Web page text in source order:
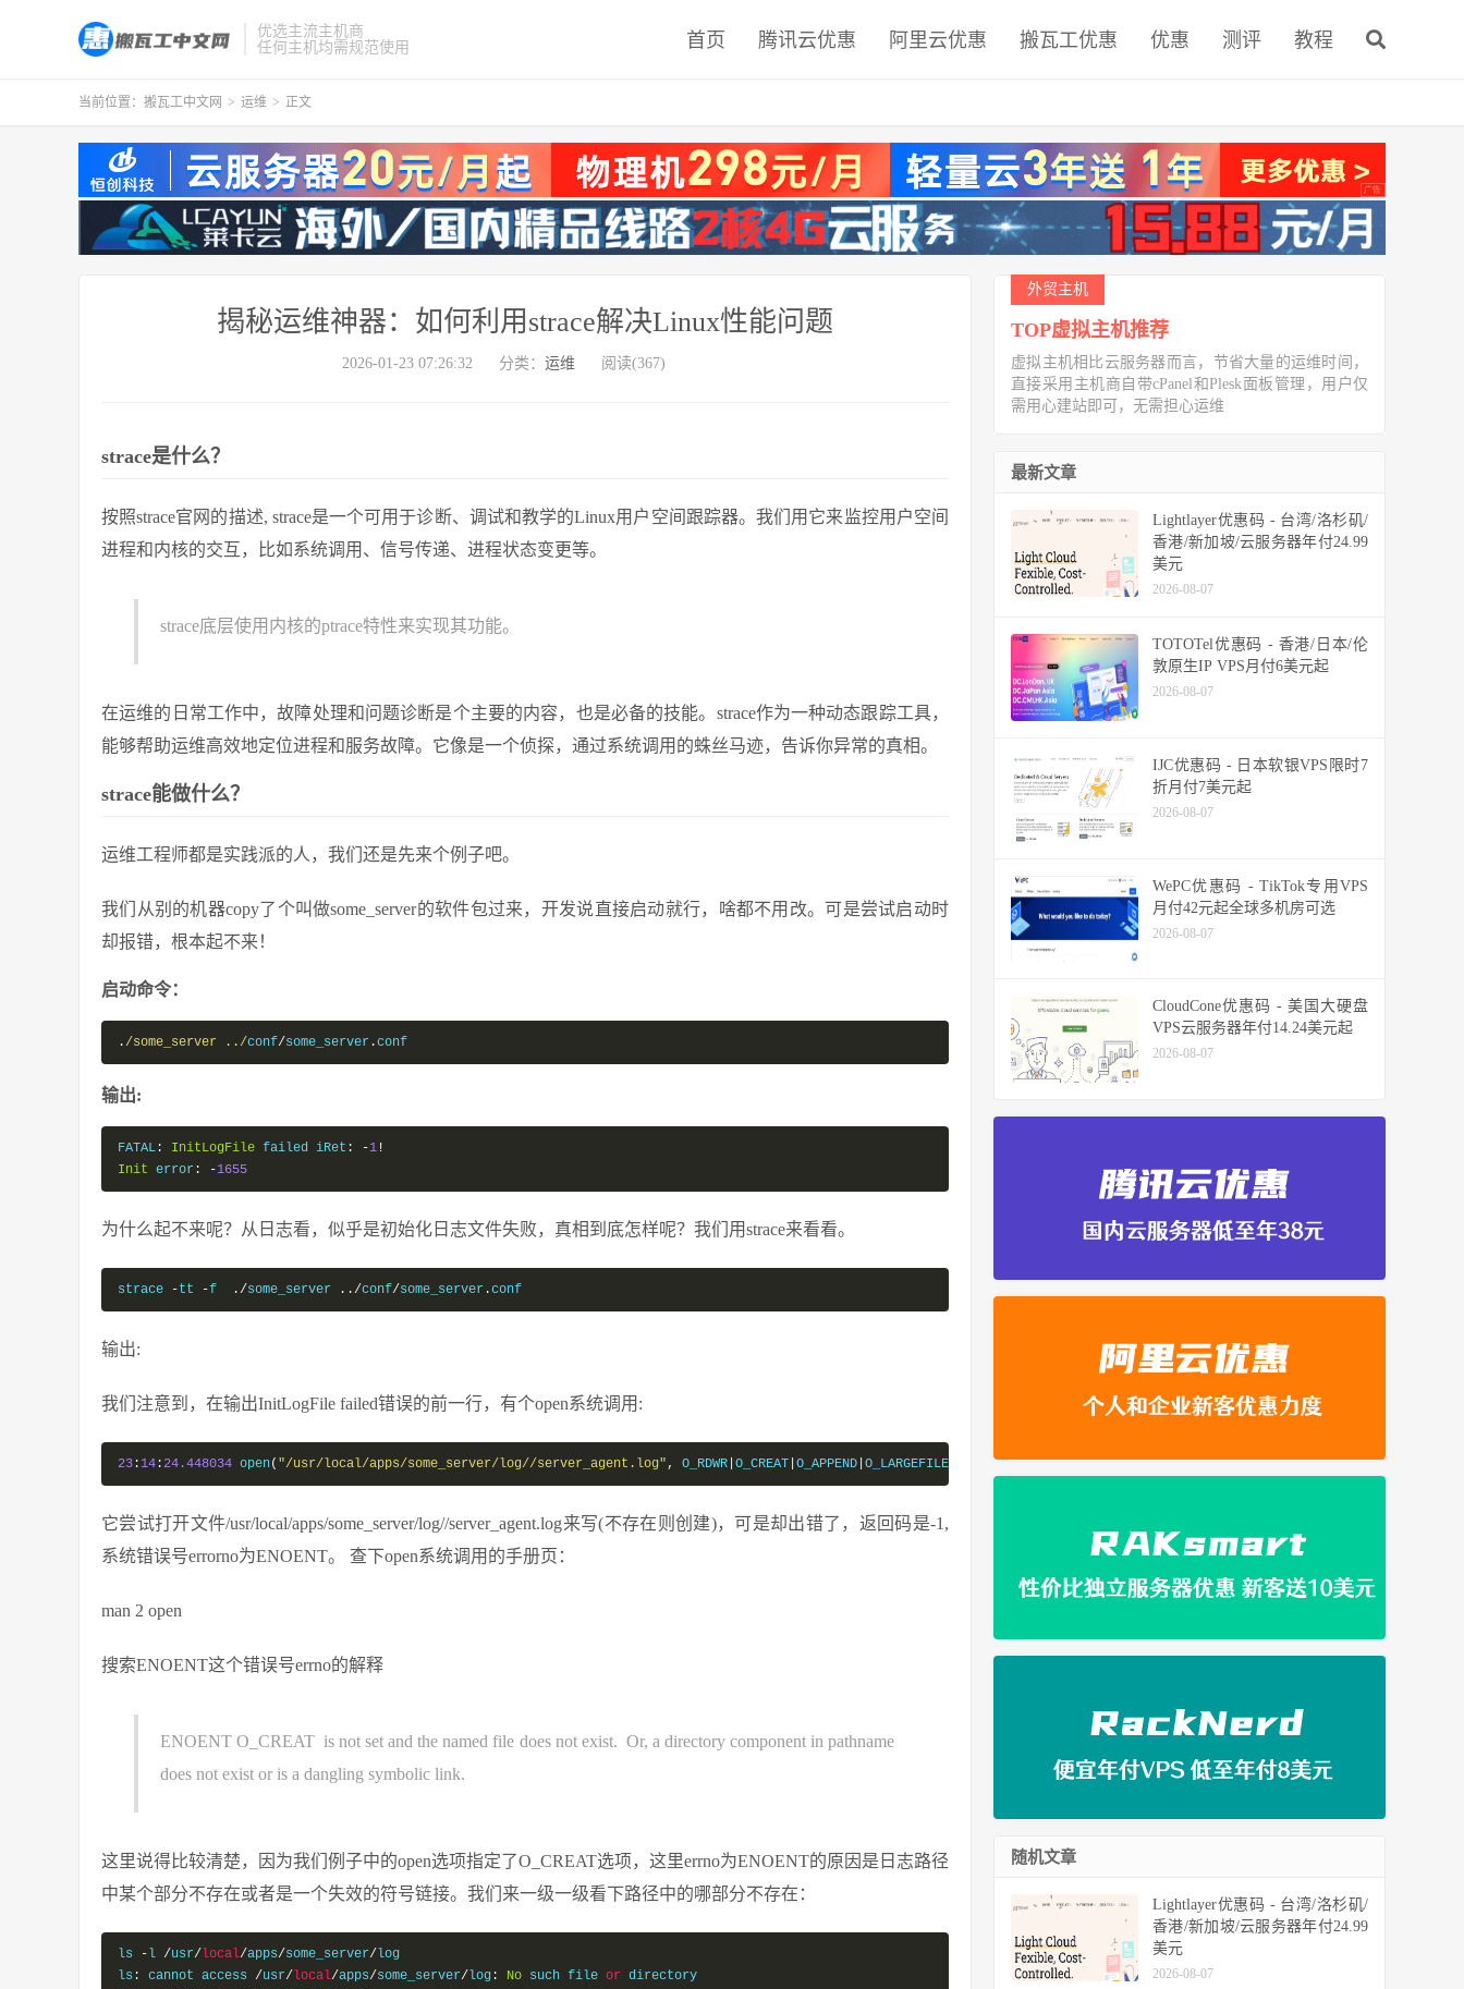
优选主流主机商
任何主机均需规范使用
首页 腾讯云优惠 阿里云优惠 搬瓦工优惠 优惠 测评 教程
当前位置： 搬瓦工中文网 > 运维 > 正文
揭秘运维神器：如何利用strace解决Linux性能问题
2026-01-23 07:26:32 分类： 运维 阅读(367)
strace是什么？
按照strace官网的描述, strace是一个可用于诊断、调试和教学的Linux用户空间跟踪器。我们用它来监控用户空间
进程和内核的交互，比如系统调用、信号传递、进程状态变更等。
strace底层使用内核的ptrace特性来实现其功能。
在运维的日常工作中，故障处理和问题诊断是个主要的内容，也是必备的技能。strace作为一种动态跟踪工具，
能够帮助运维高效地定位进程和服务故障。它像是一个侦探，通过系统调用的蛛丝马迹，告诉你异常的真相。
strace能做什么？
运维工程师都是实践派的人，我们还是先来个例子吧。
我们从别的机器copy了个叫做some_server的软件包过来，开发说直接启动就行，啥都不用改。可是尝试启动时
却报错，根本起不来！
启动命令：
. /some_server ../conf/some_server .conf
输出:
FATAL : InitLogFile failed iRet : -1 !
Init error : -1655
为什么起不来呢？从日志看，似乎是初始化日志文件失败，真相到底怎样呢？我们用strace来看看。
strace -tt -f ./some_server ../conf/some_server .conf
输出:
我们注意到，在输出InitLogFile failed错误的前一行，有个open系统调用:
23 : 14 :24.448034 open( "/usr/local/apps/some_server/log//server_agent.log" , O_RDWR O_CREAT O_APPEND O_LARGEFILE ) = -1 ENOENT (No such file or directory)
它尝试打开文件/usr/local/apps/some_server/log//server_agent.log来写(不存在则创建)，可是却出错了，返回码是-1,
系统错误号errorno为ENOENT。 查下open系统调用的手册页：
man 2 open
搜索ENOENT这个错误号errno的解释
ENOENT O_CREAT is not set and the named file does not exist. Or, a directory component in pathname
does not exist or is a dangling symbolic link.
这里说得比较清楚，因为我们例子中的open选项指定了O_CREAT选项，这里errno为ENOENT的原因是日志路径
中某个部分不存在或者是一个失效的符号链接。我们来一级一级看下路径中的哪部分不存在：
ls - l /usr/ local/apps/some_server/ log
ls : cannot access /usr/ local/apps/some_server/ log : No such file or directory
外贸主机
TOP虚拟主机推荐
虚拟主机相比云服务器而言，节省大量的运维时间，
直接采用主机商自带cPanel和Plesk面板管理，用户仅
需用心建站即可，无需担心运维
最新文章
Lightlayer优惠码 - 台湾/洛杉矶/
香港/新加坡/云服务器年付24.99
美元
2026-08-07
TOTOTel优惠码 - 香港/日本/伦
敦原生IP VPS月付6美元起
2026-08-07
IJC优惠码 - 日本软银VPS限时7
折月付7美元起
2026-08-07
WePC优惠码 - TikTok专用VPS
月付42元起全球多机房可选
2026-08-07
CloudCone优惠码 - 美国大硬盘
VPS云服务器年付14.24美元起
2026-08-07
随机文章
Lightlayer优惠码 - 台湾/洛杉矶/
香港/新加坡/云服务器年付24.99
美元
2026-08-07